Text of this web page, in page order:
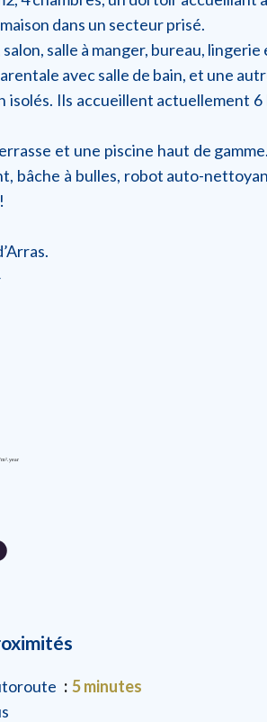
dans un secteur prisé.
salle à manger, bureau,
avec salle de bain, et une
isolés. Ils accueillent
et une piscine haut de
bâche à bulles, robot auto-
5 minutes